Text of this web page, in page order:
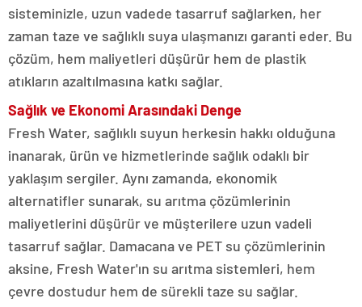
sisteminizle, uzun vadede tasarruf sağlarken, her
zaman taze ve sağlıklı suya ulaşmanızı garanti eder. Bu
çözüm, hem maliyetleri düşürür hem de plastik
atıkların azaltılmasına katkı sağlar.
Sağlık ve Ekonomi Arasındaki Denge
Fresh Water, sağlıklı suyun herkesin hakkı olduğuna
inanarak, ürün ve hizmetlerinde sağlık odaklı bir
yaklaşım sergiler. Aynı zamanda, ekonomik
alternatifler sunarak, su arıtma çözümlerinin
maliyetlerini düşürür ve müşterilere uzun vadeli
tasarruf sağlar. Damacana ve PET su çözümlerinin
aksine, Fresh Water'ın su arıtma sistemleri, hem
çevre dostudur hem de sürekli taze su sağlar.